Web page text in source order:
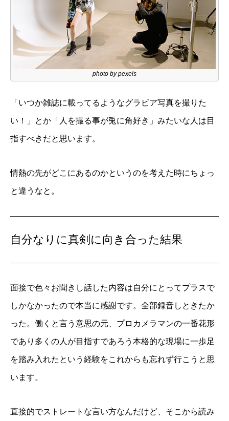
photo by pexels
「いつか雑誌に載ってるようなグラビア写真を撮りた
い！」とか「人を撮る事が兎に角好き」みたいな人は目
指すべきだと思います。
情熱の先がどこにあるのかというのを考えた時にちょっ
と違うなと。
自分なりに真剣に向き合った結果
面接で色々お聞きし話した内容は自分にとってプラスで
しかなかったので本当に感謝です。全部録音しときたか
った。働くと言う意思の元、プロカメラマンの一番花形
であり多くの人が目指すであろう本格的な現場に一歩足
を踏み入れたという経験をこれからも忘れず行こうと思
います。
直接的でストレートな言い方なんだけど、そこから読み